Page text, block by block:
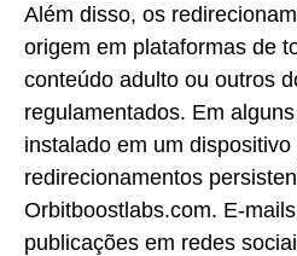
Além disso, os
origem em plataformas de
conteúdo adulto ou outros
regulamentados. Em
instalado em um
redirecionamentos
Orbitboostlabs.com. E-
publicações em redes